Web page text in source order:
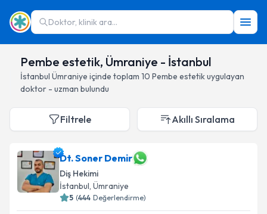
Doktor, klinik ara...
Pembe estetik, Ümraniye - İstanbul
İstanbul Ümraniye içinde toplam 10 Pembe estetikuygulayan
doktor - uzman bulundu
Filtrele Akıllı Sıralama
Dt. Soner Demir
Diş Hekimi
İstanbul, Ümraniye
5 (444 Değerlendirme)